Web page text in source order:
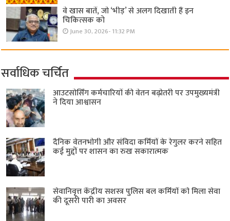
वे खास बातें, जो ‘भीड़’ से अलग दिखाती हैं इन
चिकित्सक को
June 30, 2026- 11:32 PM
सर्वाधिक चर्चित
आउटसोर्सिंग कर्मचारियों की वेतन बढ़ोतरी पर उपमुख्यमंत्री
ने दिया आश्वासन
दैनिक वेतनभोगी और संविदा कर्मियों के रेगुलर करने सहित
कई मुद्दों पर शासन का रुख सकारात्मक
सेवानिवृत्त केंद्रीय सशस्त्र पुलिस बल ​कर्मियों को मिला सेवा
की दूसरी पारी का अवसर